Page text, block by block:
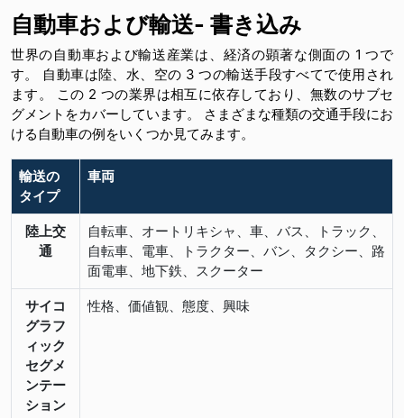
自動車および輸送- 書き込み
世界の自動車および輸送産業は、経済の顕著な側面の 1 つで
す。 自動車は陸、水、空の 3 つの輸送手段すべてで使用され
ます。 この 2 つの業界は相互に依存しており、無数のサブセ
グメントをカバーしています。 さまざまな種類の交通手段にお
ける自動車の例をいくつか見てみます。
輸送の
タイプ
車両
陸上交
通
自転車、オートリキシャ、車、バス、トラック、
自転車、電車、トラクター、バン、タクシー、路
面電車、地下鉄、スクーター
サイコ
グラフ
ィック
セグメ
ンテー
ション
性格、価値観、態度、興味